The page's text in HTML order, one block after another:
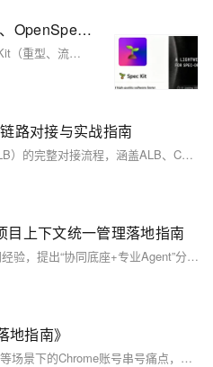
一篇文章告诉你，Spec-Kit、OpenSpec哪个适合你
本文深度对比GitHub官方的Spec-Kit（重型、流程严、适配大团队新项目）与社区驱动的OpenSpec（轻量、灵活、专为存量迭代优化），助你基于项目规模、阶段和团队能力，快速选对AI规范驱动开发工具。
路对接与实战指南
本文系统讲解阿里云负载均衡（SLB）的完整对接流程，涵盖ALB、CLB、NLB三大产品选型、核心原理、实例创建、服务器组配置、监听设置、健康检查、会话保持、安全加固、性能优化及常见问题排查。从基础概念到高阶配置，结合实操步骤与代码示例，帮助用户快速掌握SLB对接ECS、IDC、函数计算等后端服务的方法，实现高可用、高性能的流量分发架构。
上下文统一管理落地指南
本文分享2026年实测多AI工具协同经验，提出“协同底座+专业Agent”分工模式：外部AI专注单点任务（如代码生成、日志分析），底座统一管理项目上下文、权限、版本与链路追踪。已在研报生产、代码变更、故障排障、多语言内容四大场景落地，效率提升显著，接入成本低。
地指南》
本文针对多环境运维、多平台运营等场景下的Chrome账号串号痛点，从浏览器存储底层逻辑切入，拆解账号隔离的核心原理与落地方法。文章解析了Chrome用户数据目录的存储机制，指出原生多用户配置的逻辑隔离边界，梳理了隐私模式局限、账号同步干扰、扩展程序互通等常见冲突诱因。文中分别给出轻量场景下原生多用户配置的实操步骤，与高安全场景下独立数据目录的深度隔离方案，同时补充浏览器指纹弱化、配置分层运维、隐性冲突排查、资源消耗平衡等配套实践要点，提出按需选型、规范管理的核心思路。